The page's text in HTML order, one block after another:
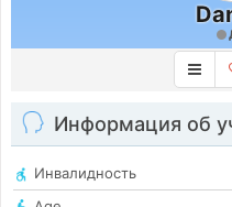
Информация об
Инвалидность